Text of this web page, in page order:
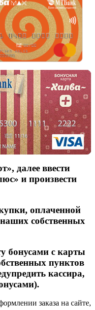
далее ввести
и произвести
оплаченной
собственных
бонусами с карты
пунктов
кассира,
заказа на сайте,